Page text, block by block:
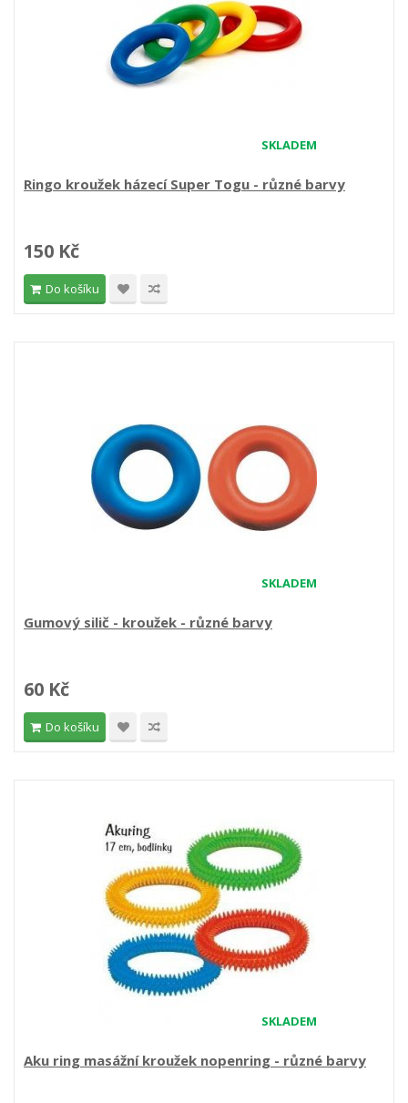
SKLADEM
Ringo kroužek házecí Super Togu - různé barvy
150 Kč
Do košíku
SKLADEM
Gumový silič - kroužek - různé barvy
60 Kč
Do košíku
SKLADEM
Aku ring masážní kroužek nopenring - různé barvy